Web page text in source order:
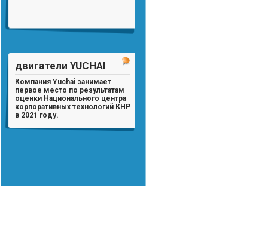
двигатели YUCHAI
Компания Yuchai занимает
первое место по результатам
оценки Национального центра
корпоративных технологий КНР
в 2021 году.